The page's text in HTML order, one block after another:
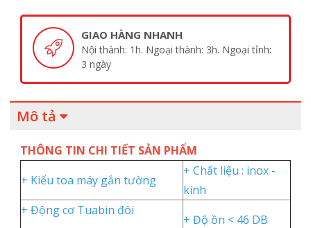
GIAO HÀNG NHANH
Nội thành: 1h. Ngoại thành: 3h. Ngoại tỉnh:
3 ngày
Mô tả
THÔNG TIN CHI TIẾT SẢN PHẨM
+ Kiểu toa máy gắn tường
+ Chất liệu : inox -
kính
+ Động cơ Tuabin đôi
+ Độ ồn < 46 DB